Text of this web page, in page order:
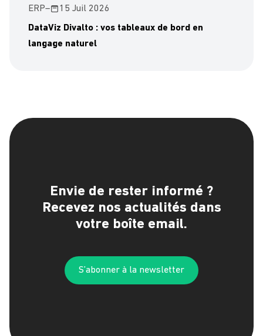
ERP– 15 Juil 2026
DataViz Divalto : vos tableaux de bord en
langage naturel
Envie de rester informé ?
Recevez nos actualités dans
votre boîte email.
S’abonner à la newsletter